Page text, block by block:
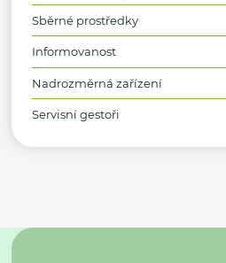
Sběrné prostředky
Informovanost
Nadrozměrná zařízení
Servisní gestoři